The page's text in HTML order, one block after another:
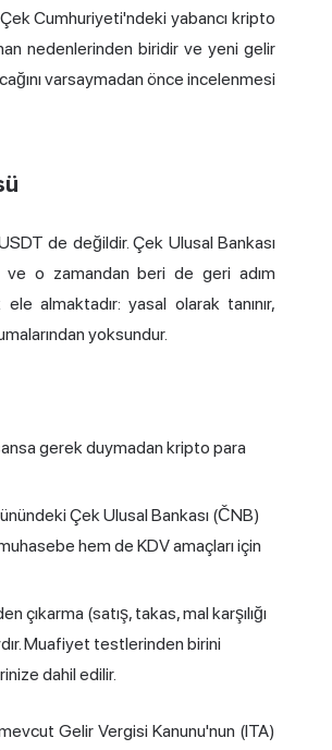
Cumhuriyeti'ndeki yabancı kripto
nedenlerinden biridir ve yeni gelir
varsaymadan önce incelenmesi
de değildir. Çek Ulusal Bankası
o zamandan beri de geri adım
almaktadır: yasal olarak tanınır,
yoksundur.
gerek duymadan kripto para
Çek Ulusal Bankası (ČNB)
hem de KDV amaçları için
çıkarma (satış, takas, mal karşılığı
Muafiyet testlerinden birini
dahil edilir.
Gelir Vergisi Kanunu'nun (ITA)